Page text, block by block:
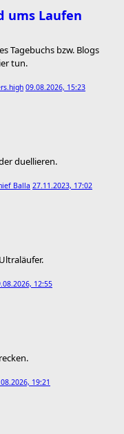
ums Laufen
Tagebuchs bzw. Blogs
tun.
09.08.2026, 15:23
duellieren.
Balla 27.11.2023, 17:02
12:55
19:21